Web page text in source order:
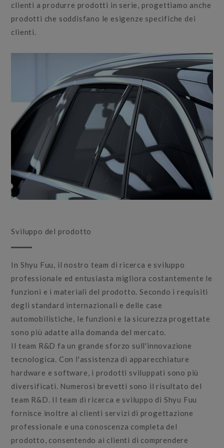
clienti a produrre prodotti in serie, progettiamo anche
prodotti che soddisfano le esigenze specifiche dei
clienti.
Sviluppo del prodotto
In Shyu Fuu, il nostro team di ricerca e sviluppo
professionale ed entusiasta migliora costantemente le
funzioni e i materiali del prodotto. Secondo i requisiti
degli standard internazionali e delle case
automobilistiche, le funzioni e la sicurezza progettate
sono più adatte alla domanda del mercato.
Il team R&D fa un grande sforzo sull'innovazione
tecnologica. Con l'assistenza di apparecchiature
hardware e software, i prodotti sviluppati sono più
diversificati. Numerosi brevetti sono il risultato del
team R&D. Il team di ricerca e sviluppo di Shyu Fuu
fornisce inoltre ai clienti servizi di progettazione
professionale e una conoscenza completa del
prodotto, consentendo ai clienti di comprendere